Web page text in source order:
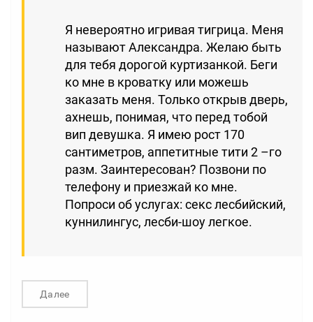
Я невероятно игривая тигрица. Меня
называют Александра. Желаю быть
для тебя дорогой куртизанкой. Беги
ко мне в кроватку или можешь
заказать меня. Только открыв дверь,
ахнешь, понимая, что перед тобой
вип девушка. Я имею рост 170
сантиметров, аппетитные тити 2 –го
разм. Заинтересован? Позвони по
телефону и приезжай ко мне.
Попроси об услугах: секс лесбийский,
куннилингус, лесби-шоу легкое.
Далее